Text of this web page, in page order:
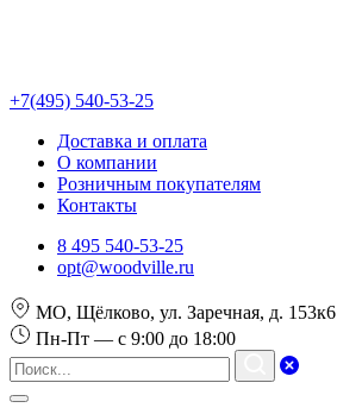
+7(495) 540-53-25
Доставка и оплата
О компании
Розничным покупателям
Контакты
8 495 540-53-25
opt@woodville.ru
МО, Щёлково, ул. Заречная, д. 153к6
Пн-Пт — с 9:00 до 18:00